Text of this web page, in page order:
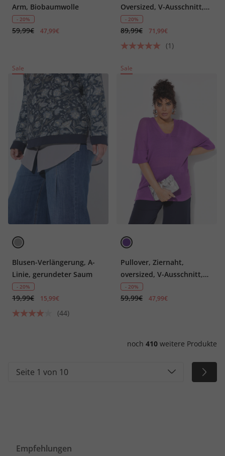
Arm, Biobaumwolle
- 20%
59,99€ 47,99€
Oversized, V-Ausschnitt,
Halbarm
- 20%
89,99€ 71,99€
(1)
Sale
Blusen-Verlängerung, A-
Linie, gerundeter Saum
- 20%
19,99€ 15,99€
(44)
Sale
Pullover, Ziernaht,
oversized, V-Ausschnitt,
Halbarm
- 20%
59,99€ 47,99€
noch 410 weitere Produkte
Seite 1 von 10
Empfehlungen